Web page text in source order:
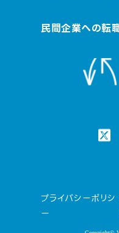
民間企業への転
プライバシーポリシ
ー